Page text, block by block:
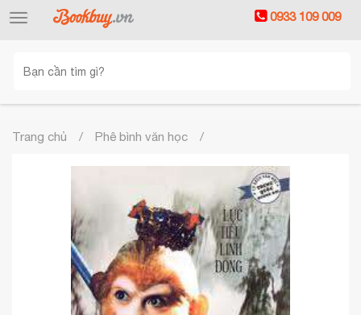
Toggle
0933 109 009
Trang chủ Phê bình văn học